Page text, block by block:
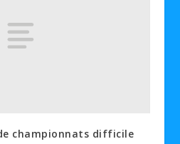
championnats difficile